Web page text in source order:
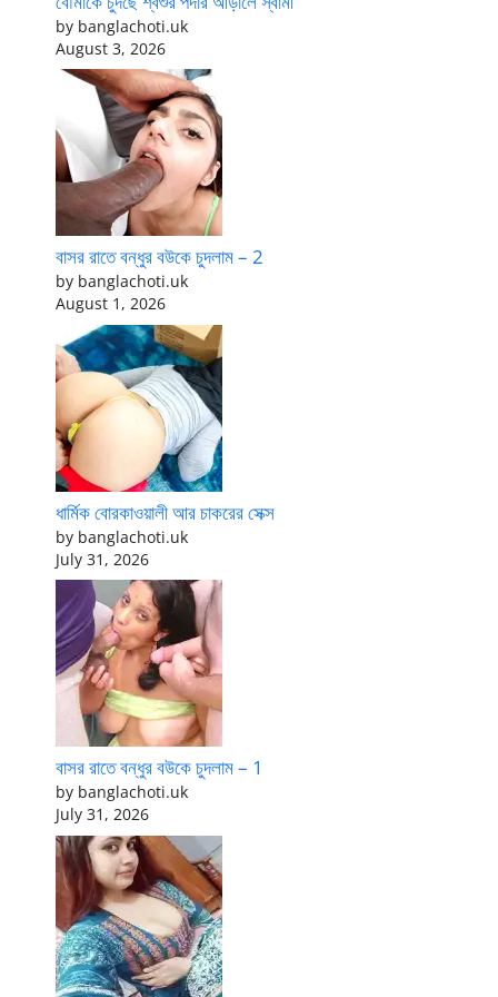
by banglachoti.uk
August 3, 2026
বাসর রাতে বন্ধুর বউকে চুদলাম – 2
by banglachoti.uk
August 1, 2026
ধার্মিক বোরকাওয়ালী আর চাকরের সেক্স
by banglachoti.uk
July 31, 2026
বাসর রাতে বন্ধুর বউকে চুদলাম – 1
by banglachoti.uk
July 31, 2026